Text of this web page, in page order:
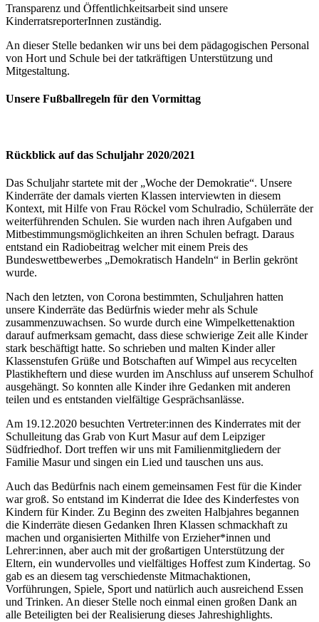
Transparenz und Öffentlichkeitsarbeit sind unsere
KinderratsreporterInnen zuständig.
An dieser Stelle bedanken wir uns bei dem pädagogischen Personal
von Hort und Schule bei der tatkräftigen Unterstützung und
Mitgestaltung.
Unsere Fußballregeln für den Vormittag
Rückblick auf das Schuljahr 2020/2021
Das Schuljahr startete mit der „Woche der Demokratie“. Unsere
Kinderräte der damals vierten Klassen interviewten in diesem
Kontext, mit Hilfe von Frau Röckel vom Schulradio, Schülerräte der
weiterführenden Schulen. Sie wurden nach ihren Aufgaben und
Mitbestimmungsmöglichkeiten an ihren Schulen befragt. Daraus
entstand ein Radiobeitrag welcher mit einem Preis des
Bundeswettbewerbes „Demokratisch Handeln“ in Berlin gekrönt
wurde.
Nach den letzten, von Corona bestimmten, Schuljahren hatten
unsere Kinderräte das Bedürfnis wieder mehr als Schule
zusammenzuwachsen. So wurde durch eine Wimpelkettenaktion
darauf aufmerksam gemacht, dass diese schwierige Zeit alle Kinder
stark beschäftigt hatte. So schrieben und malten Kinder aller
Klassenstufen Grüße und Botschaften auf Wimpel aus recycelten
Plastikheftern und diese wurden im Anschluss auf unserem Schulhof
ausgehängt. So konnten alle Kinder ihre Gedanken mit anderen
teilen und es entstanden vielfältige Gesprächsanlässe.
Am 19.12.2020 besuchten Vertreter:innen des Kinderrates mit der
Schulleitung das Grab von Kurt Masur auf dem Leipziger
Südfriedhof. Dort treffen wir uns mit Familienmitgliedern der
Familie Masur und singen ein Lied und tauschen uns aus.
Auch das Bedürfnis nach einem gemeinsamen Fest für die Kinder
war groß. So entstand im Kinderrat die Idee des Kinderfestes von
Kindern für Kinder. Zu Beginn des zweiten Halbjahres begannen
die Kinderräte diesen Gedanken Ihren Klassen schmackhaft zu
machen und organisierten Mithilfe von Erzieher*innen und
Lehrer:innen, aber auch mit der großartigen Unterstützung der
Eltern, ein wundervolles und vielfältiges Hoffest zum Kindertag. So
gab es an diesem tag verschiedenste Mitmachaktionen,
Vorführungen, Spiele, Sport und natürlich auch ausreichend Essen
und Trinken. An dieser Stelle noch einmal einen großen Dank an
alle Beteiligten bei der Realisierung dieses Jahreshighlights.